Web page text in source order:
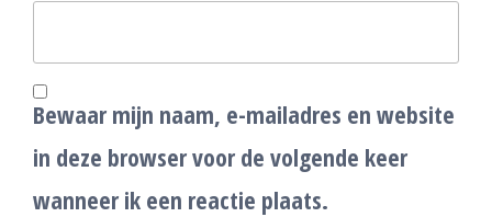
Bewaar mijn naam, e-mailadres en website
in deze browser voor de volgende keer
wanneer ik een reactie plaats.